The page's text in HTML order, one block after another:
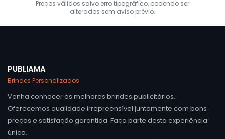
Preços válidos salvo erro tipográfico, podendo ser
alterados sem aviso prévio.
PUBLIAMA
Brindes Personalizados
Venha conhecer os melhores brindes publicitários.
Oferecemos qualidade irrepreensível juntamente com bons
preços e satisfação garantida. Faça parte desta experiência
única.